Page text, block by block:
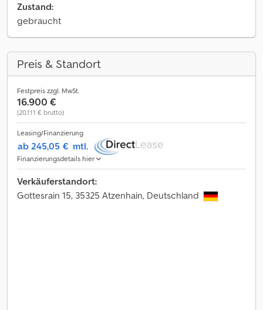
Zustand:
gebraucht
Preis & Standort
Festpreis zzgl. MwSt.
16.900 €
(20.111 € brutto)
Leasing/Finanzierung
ab 245,05 € mtl.
Finanzierungsdetails hier
Verkäuferstandort:
Gottesrain 15, 35325 Atzenhain, Deutschland